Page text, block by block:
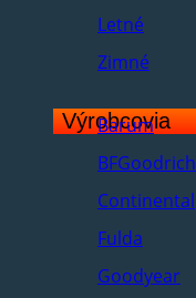
Letné
Zimné
Výrobcovia
Barum
BFGoodrich
Continental
Fulda
Goodyear